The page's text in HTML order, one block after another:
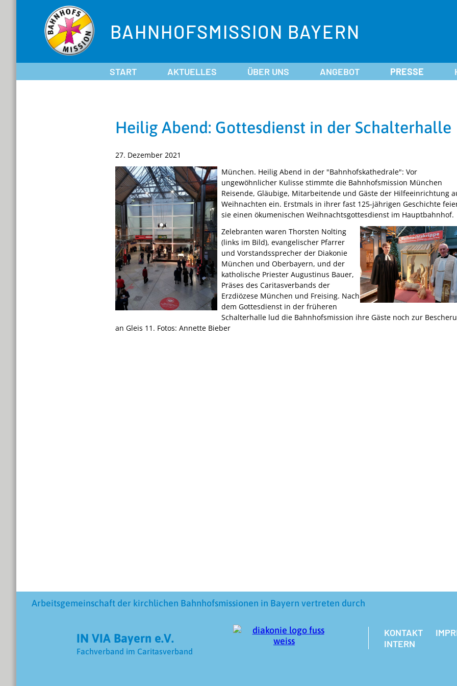
BAHNHOFSMISSION BAYERN
START AKTUELLES ÜBER UNS ANGEBOT PRESSE
Heilig Abend: Gottesdienst in der Schalterhalle
27. Dezember 2021
München. Heilig Abend in der "Bahnhofskathedrale": Vor
ungewöhnlicher Kulisse stimmte die Bahnhofsmission München
Reisende, Gläubige, Mitarbeitende und Gäste der Hilfeeinrichtung
Weihnachten ein. Erstmals in ihrer fast 125-jährigen Geschichte
sie einen ökumenischen Weihnachtsgottesdienst im Hauptbahnhof.
Zelebranten waren Thorsten Nolting
(links im Bild), evangelischer Pfarrer
und Vorstandssprecher der Diakonie
München und Oberbayern, und der
katholische Priester Augustinus Bauer,
Präses des Caritasverbands der
Erzdiözese München und Freising. Nach
dem Gottesdienst in der früheren
Schalterhalle lud die Bahnhofsmission ihre Gäste noch zur
an Gleis 11. Fotos: Annette Bieber
Arbeitsgemeinschaft der kirchlichen Bahnhofsmissionen in Bayern vertreten durch
IN VIA Bayern e.V.
Fachverband im Caritasverband
KONTAKT
INTERN